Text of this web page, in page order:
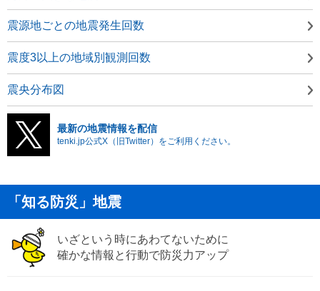
震源地ごとの地震発生回数
震度3以上の地域別観測回数
震央分布図
最新の地震情報を配信
tenki.jp公式X（旧Twitter）をご利用ください。
「知る防災」地震
いざという時にあわてないために
確かな情報と行動で防災力アップ